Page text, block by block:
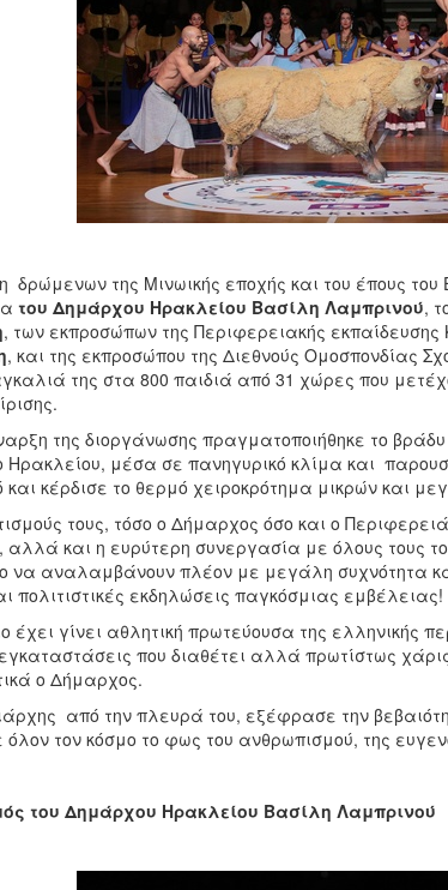
της Μινωικής εποχής και του έπους του
του Δημάρχου Ηρακλείου Βασίλη Λαμπρινού,
, των εκπροσώπων της Περιφερειακής εκπαίδευσης
, και της εκπροσώπου της Διεθνούς Ομοσπονδίας
της στα 800 παιδιά από 31 χώρες που
της διοργάνωσης πραγματοποιήθηκε το
Ηρακλείου, μέσα σε πανηγυρικό κλίμα και
και κέρδισε το θερμό χειροκρότημα μικρών και
τους, τόσο ο Δήμαρχος όσο και ο
και η ευρύτερη συνεργασία με όλους τους
να αναλαμβάνουν πλέον με μεγάλη συχνότητα
πολιτιστικές εκδηλώσεις παγκόσμιας εμβέλειας!
έχει γίνει αθλητική πρωτεύουσα της ελληνικής
που διαθέτει αλλά πρωτίστως
ο Δήμαρχος.
από την πλευρά του, εξέφρασε την
τον κόσμο το φως του ανθρωπισμού, της
του Δημάρχου Ηρακλείου Βασίλη Λαμπρινού